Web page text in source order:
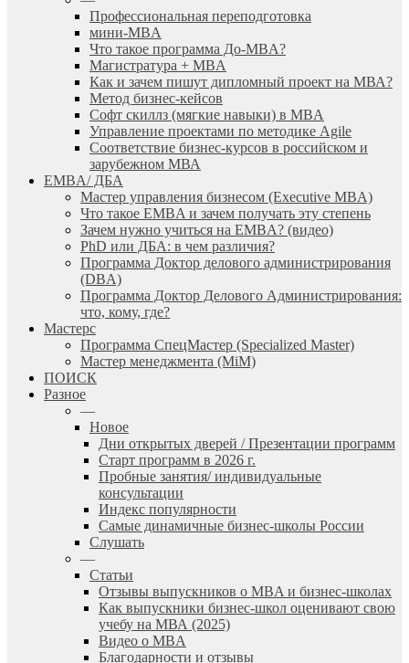
Профессиональная переподготовка
мини-MBA
Что такое программа До-MBA?
Магистратура + MBA
Как и зачем пишут дипломный проект на МВА?
Метод бизнес-кейсов
Софт скиллз (мягкие навыки) в MBA
Управление проектами по методике Agile
Соответствие бизнес-курсов в российском и
зарубежном МВА
EMBA/ ДБA
Мастер управления бизнесом (Executive MBA)
Что такое EMBA и зачем получать эту степень
Зачем нужно учиться на EMBA? (видео)
PhD или ДБА: в чем различия?
Программа Доктор делового администрирования
(DBА)
Программа Доктор Делового Администрирования:
что, кому, где?
Мастерс
Программа СпецМастер (Specialized Master)
Мастер менеджмента (MiM)
ПОИСК
Разное
—
Новое
Дни открытых дверей / Презентации программ
Старт программ в 2026 г.
Пробные занятия/ индивидуальные
консультации
Индекс популярности
Самые динамичные бизнес-школы России
Слушать
—
Статьи
Отзывы выпускников о MBA и бизнес-школах
Как выпускники бизнес-школ оценивают свою
учебу на МВА (2025)
Видео о MBA
Благодарности и отзывы